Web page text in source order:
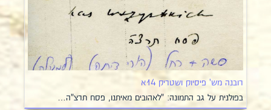
רובנה מש' פיסיוק ושטריק 14א
בפולנית על גב התמונה: "לאהובים מאיתנו, פסח תרצ"ה…